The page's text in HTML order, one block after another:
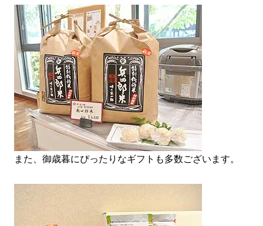
また、御歳暮にぴったりなギフトも多数ございます。